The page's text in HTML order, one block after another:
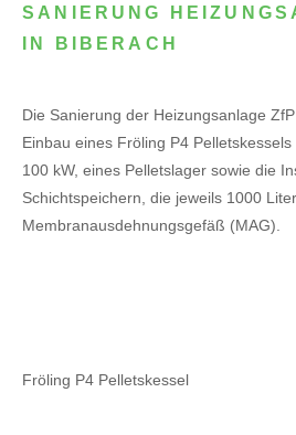
SANIERUNG
IN BIBERACH
Die Sanierung der Heizungsanlage
Einbau eines Fröling P4
100 kW, eines Pelletslager sowie die
Schichtspeichern, die jeweils 1000
Membranausdehnungsgefäß (MAG).
Fröling P4 Pelletskessel